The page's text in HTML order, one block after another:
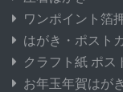
ワンポイント箔
はがき・ポスト
クラフト紙 ポス
お年玉年賀はが